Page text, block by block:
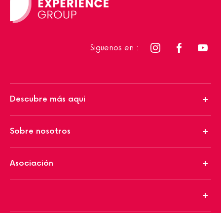
Siguenos en :
Descubre más aqui
Sobre nosotros
Asociación